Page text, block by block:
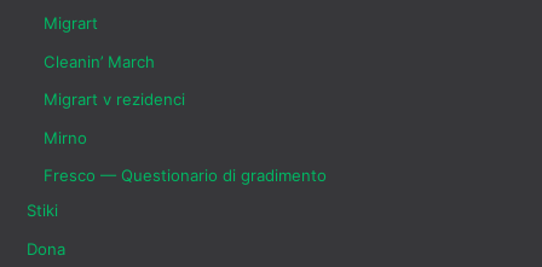
Migrart
Cleanin’ March
Migrart v rezidenci
Mirno
Fresco — Questionario di gradimento
Stiki
Dona